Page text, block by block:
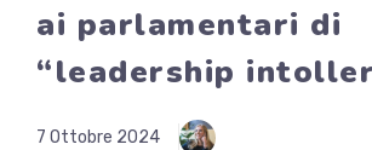
ai parlamentari di
“leadership
7 Ottobre 2024